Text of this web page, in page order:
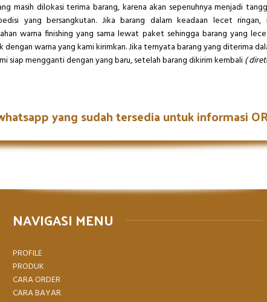
masih dilokasi terima barang, karena akan sepenuhnya menjadi
yang bersangkutan. Jika barang dalam keadaan lecet ringan,
warna finishing yang sama lewat paket sehingga barang yang
warna yang kami kirimkan. Jika ternyata barang yang diterima
siap mengganti dengan yang baru, setelah barang dikirim kembali(
yang sudah tersedia untuk informasi
NAVIGASI MENU
PROFILE
PRODUK
CARA ORDER
CARA BAYAR